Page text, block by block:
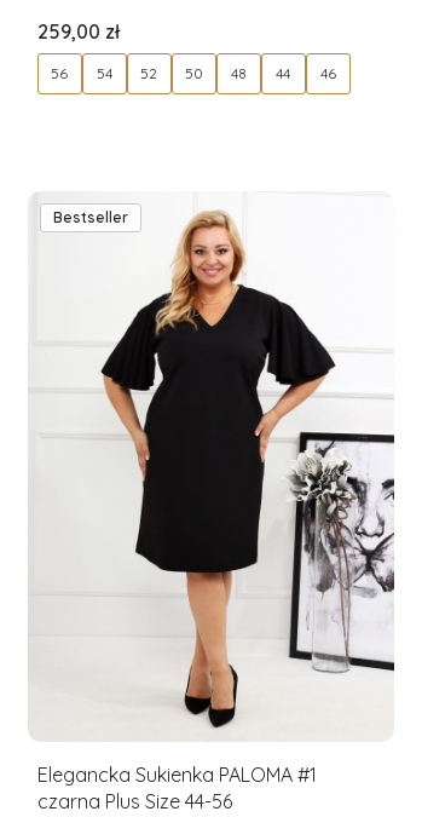
Cena
259,00 zł
56 54 52 50 48 44 46
Bestseller
Elegancka Sukienka PALOMA #1
czarna Plus Size 44-56